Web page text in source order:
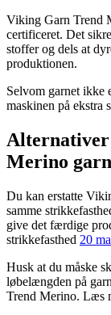
Viking Garn Trend
certificeret. Det
stoffer og dels at
produktionen.
Selvom garnet ikke
maskinen på ekstra
Merino garn
Du kan erstatte
samme
give det færdige
strikkefasthed 20
Husk at du måske
løbelængden på
Trend Merino. Læs